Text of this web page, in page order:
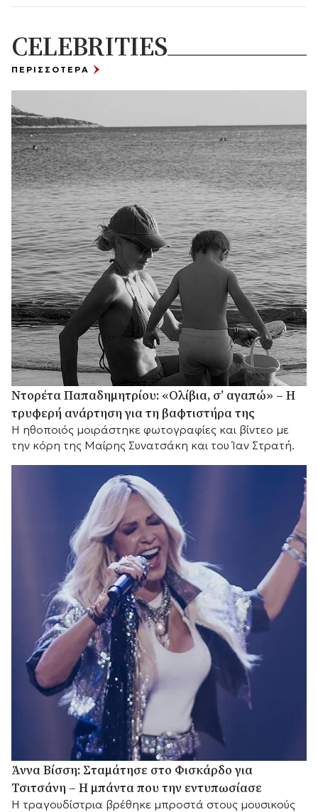
CELEBRITIES
ΠΕΡΙΣΣΟΤΕΡΑ
Ντορέτα Παπαδημητρίου: «Ολίβια, σ’ αγαπώ» – Η
τρυφερή ανάρτηση για τη βαφτιστήρα της
Η ηθοποιός μοιράστηκε φωτογραφίες και βίντεο με
την κόρη της Μαίρης Συνατσάκη και του Ίαν Στρατή.
Άννα Βίσση: Σταμάτησε στο Φισκάρδο για
Τσιτσάνη – Η μπάντα που την εντυπωσίασε
Η τραγουδίστρια βρέθηκε μπροστά στους μουσικούς